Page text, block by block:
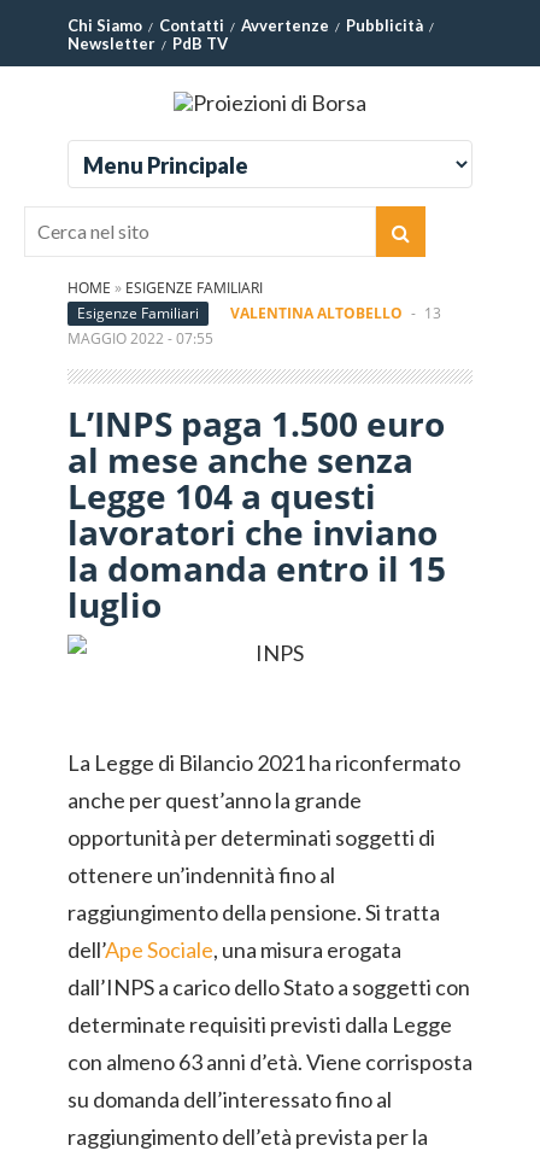
Chi Siamo Contatti Avvertenze
Pubblicità
Newsletter
PdB TV
HOME » ESIGENZE FAMILIARI
Esigenze Familiari
VALENTINA ALTOBELLO - 13
MAGGIO 2022 - 07:55
L’INPS paga 1.500 euro
al mese anche senza
Legge 104 a questi
lavoratori che inviano
la domanda entro il 15
luglio
La Legge di Bilancio 2021 ha riconfermato
anche per quest’anno la grande
opportunità per determinati soggetti di
ottenere un’indennità fino al
raggiungimento della pensione. Si tratta
dell’Ape Sociale, una misura erogata
dall’INPS a carico dello Stato a soggetti con
determinate requisiti previsti dalla Legge
con almeno 63 anni d’età. Viene corrisposta
su domanda dell’interessato fino al
raggiungimento dell’età prevista per la